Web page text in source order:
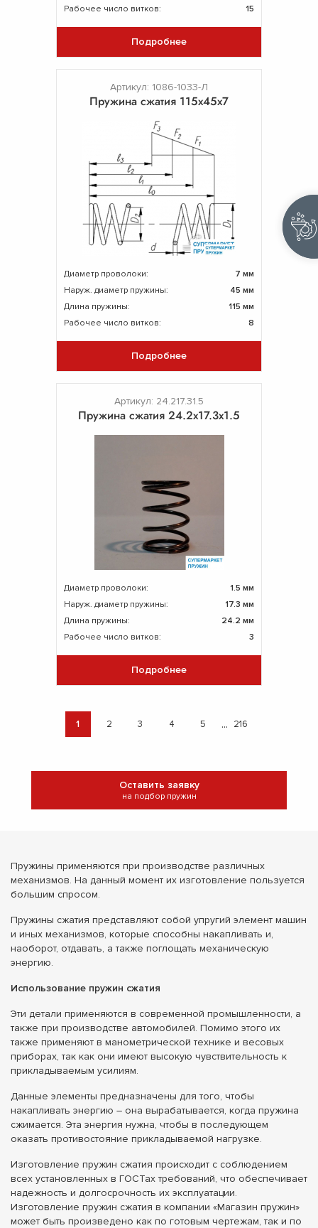
Рабочее число витков: 15
Подробнее
Артикул: 1086-1033-Л
Пружина сжатия 115х45х7
Диаметр проволоки:
7 мм
Наруж. диаметр пружины:
45 мм
Длина пружины:
115 мм
Рабочее число витков:
8
Подробнее
Артикул: 24.217.31.5
Пружина сжатия 24.2х17.3х1.5
Диаметр проволоки:
1.5 мм
Наруж. диаметр пружины:
17.3 мм
Длина пружины:
24.2 мм
Рабочее число витков:
3
Подробнее
1 2 3 4 5 ... 216
Оставить заявку
на подбор пружин
Пружины применяются при производстве различных
механизмов. На данный момент их изготовление пользуется
большим спросом.
Пружины сжатия представляют собой упругий элемент машин
и иных механизмов, которые способны накапливать и,
наоборот, отдавать, а также поглощать механическую
энергию.
Использование пружин сжатия
Эти детали применяются в современной промышленности, а
также при производстве автомобилей. Помимо этого их
также применяют в манометрической технике и весовых
приборах, так как они имеют высокую чувствительность к
прикладываемым усилиям.
Данные элементы предназначены для того, чтобы
накапливать энергию – она вырабатывается, когда пружина
сжимается. Эта энергия нужна, чтобы в последующем
оказать противостояние прикладываемой нагрузке.
Изготовление пружин сжатия происходит с соблюдением
всех установленных в ГОСТах требований, что обеспечивает
надежность и долгосрочность их эксплуатации.
Изготовление пружин сжатия в компании «Магазин пружин»
может быть произведено как по готовым чертежам, так и по